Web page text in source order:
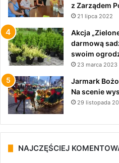
z Zarządem
21 lipca 2022
Akcja
darmową
swoim
23 marca 2023
Jarmark
Na scenie
29 listopada
NAJCZĘŚCIEJ